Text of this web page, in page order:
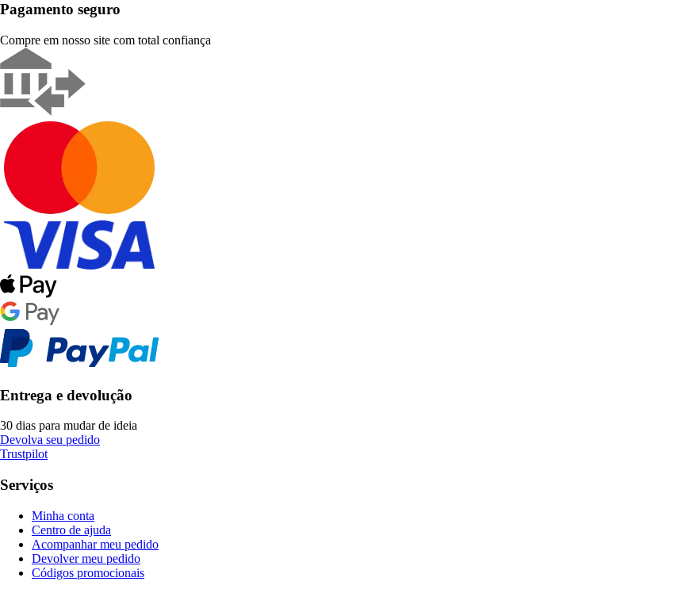
Pagamento seguro
Compre em nosso site com total confiança
Entrega e devolução
30 dias para mudar de ideia
Devolva seu pedido
Trustpilot
Serviços
Minha conta
Centro de ajuda
Acompanhar meu pedido
Devolver meu pedido
Códigos promocionais